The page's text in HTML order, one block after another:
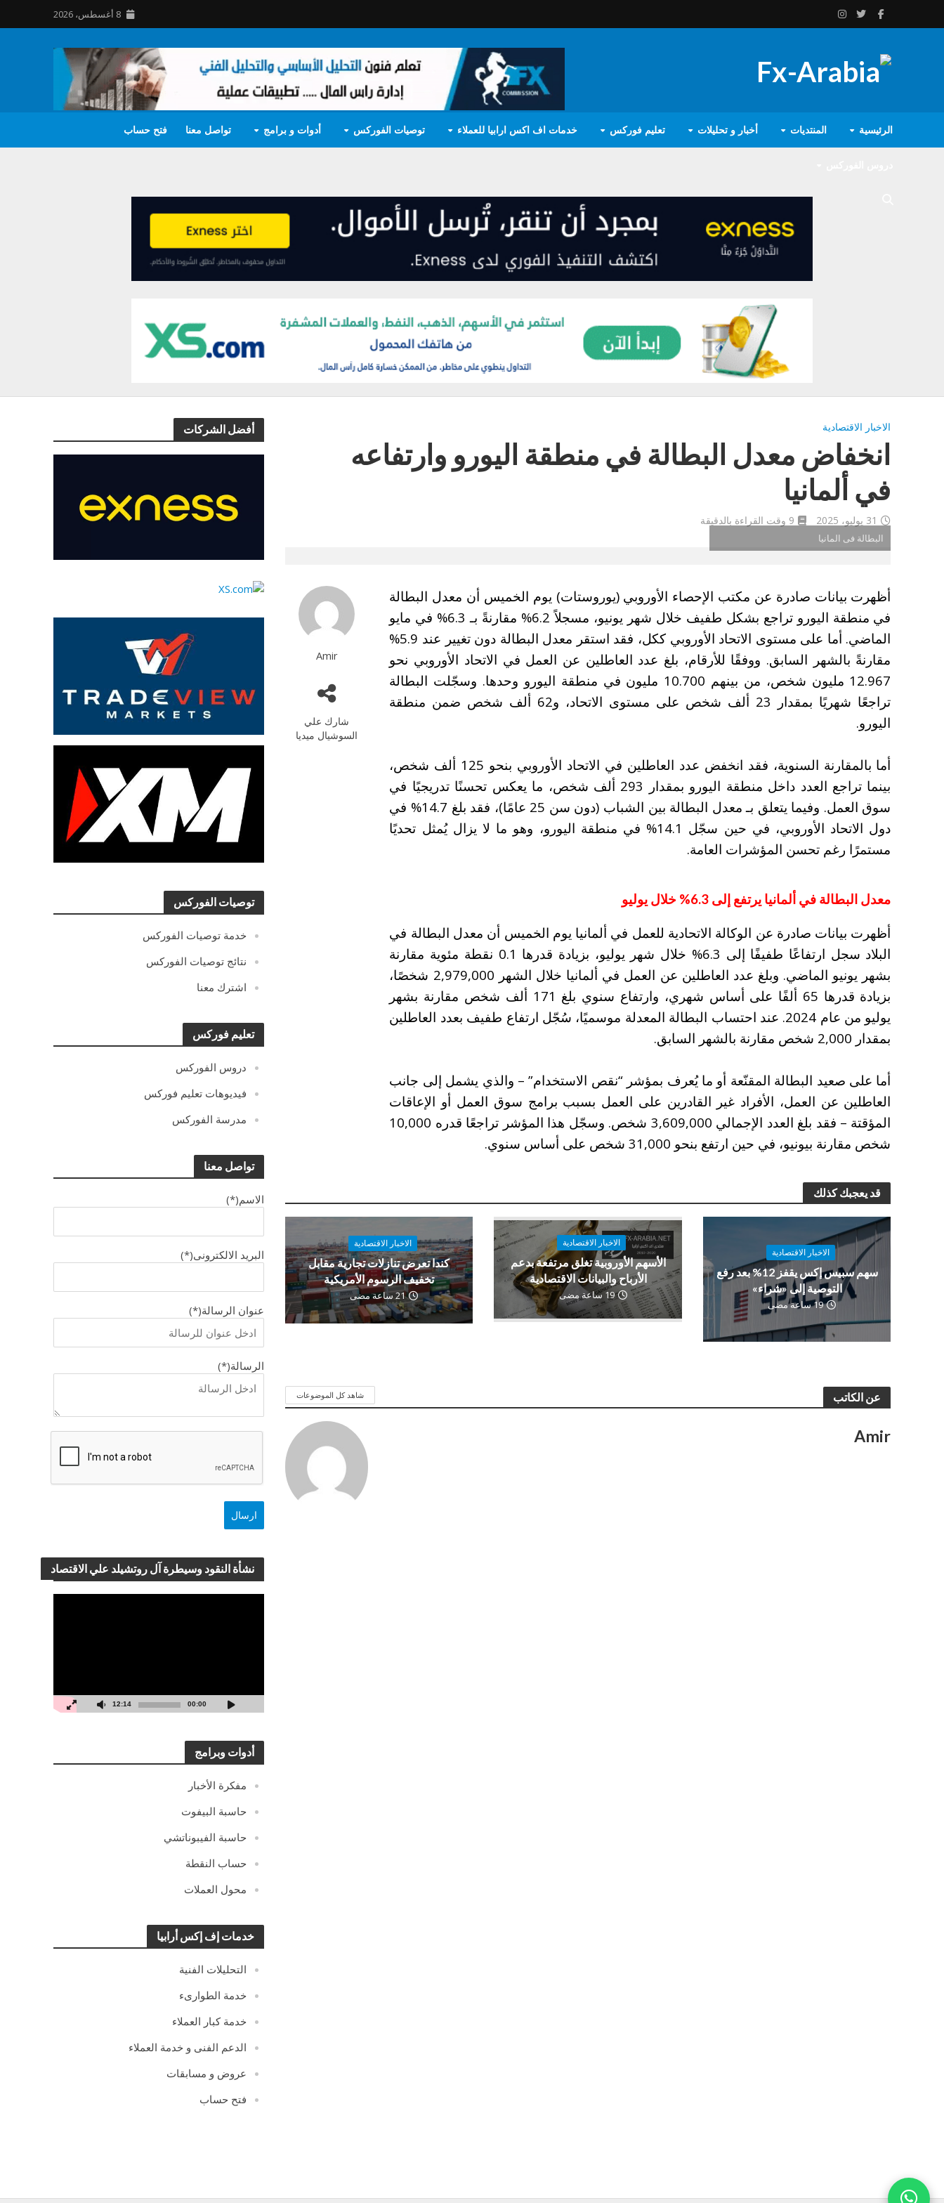
8 أغسطس، 2026
الرئيسية المنتديات أخبار و تحليلات تعليم فوركس خدمات اف اكس ارابيا للعملاء توصيات الفوركس أدوات و برامج تواصل معنا فتح حساب
أفضل الشركات
توصيات الفوركس
خدمة توصيات الفوركس
نتائج توصيات الفوركس
اشترك معنا
تعليم فوركس
دروس الفوركس
فيديوهات تعليم فوركس
مدرسة الفوركس
تواصل معنا
الاسم(*)
البريد الالكترونى(*)
عنوان الرسالة(*)
الرسالة(*)
نشأة النقود وسيطرة آل روتشيلد علي الاقتصاد
00:00
12:14
أدوات وبرامج
مفكرة الأخبار
حاسبة البيفوت
حاسبة الفيبوناتشي
حساب النقطة
محول العملات
خدمات إف إكس أرابيا
التحليلات الفنية
خدمة الطوارىء
خدمة كبار العملاء
الدعم الفنى و خدمة العملاء
عروض و مسابقات
فتح حساب
الاخبار الاقتصادية
انخفاض معدل البطالة في منطقة اليورو وارتفاعه
في ألمانيا
31 يوليو، 2025 9 وقت القراءة بالدقيقة
البطالة فى المانيا
Amir
شارك علي
السوشيال ميديا
أظهرت بيانات صادرة عن مكتب الإحصاء الأوروبي (يوروستات) يوم الخميس أن معدل البطالة
في منطقة اليورو تراجع بشكل طفيف خلال شهر يونيو، مسجلاً 6.2% مقارنةً بـ 6.3% في مايو
الماضي.
أما على مستوى الاتحاد الأوروبي ككل، فقد استقر معدل البطالة دون تغيير عند 5.9%
مقارنةً بالشهر السابق. ووفقًا للأرقام، بلغ عدد العاطلين عن العمل في الاتحاد الأوروبي نحو
12.967 مليون شخص، من بينهم 10.700 مليون في منطقة اليورو وحدها. وسجّلت البطالة
تراجعًا شهريًا بمقدار 23 ألف شخص على مستوى الاتحاد، و62 ألف شخص ضمن منطقة
اليورو.
أما بالمقارنة السنوية، فقد انخفض عدد العاطلين في الاتحاد الأوروبي بنحو 125 ألف شخص،
بينما تراجع العدد داخل منطقة اليورو بمقدار 293 ألف شخص، ما يعكس تحسنًا تدريجيًا في
سوق العمل.
وفيما يتعلق بـ معدل البطالة بين الشباب (دون سن 25 عامًا)، فقد بلغ 14.7% في
دول الاتحاد الأوروبي، في حين سجّل 14.1% في منطقة اليورو، وهو ما لا يزال يُمثل تحديًا
مستمرًا رغم تحسن المؤشرات العامة.
معدل البطالة في ألمانيا يرتفع إلى 6.3% خلال يوليو
أظهرت بيانات صادرة عن الوكالة الاتحادية للعمل في ألمانيا يوم الخميس أن معدل البطالة في
البلاد سجل ارتفاعًا طفيفًا إلى 6.3% خلال شهر يوليو، بزيادة قدرها 0.1 نقطة مئوية مقارنة
بشهر يونيو الماضي. وبلغ عدد العاطلين عن العمل في ألمانيا خلال الشهر 2,979,000 شخصًا،
بزيادة قدرها 65 ألفًا على أساس شهري، وارتفاع سنوي بلغ 171 ألف شخص مقارنة بشهر
يوليو من عام 2024. عند احتساب البطالة المعدلة موسميًا، سُجّل ارتفاع طفيف بعدد العاطلين
بمقدار 2,000 شخص مقارنة بالشهر السابق.
أما على صعيد البطالة المقنّعة أو ما يُعرف بمؤشر “نقص الاستخدام” – والذي يشمل إلى جانب
العاطلين عن العمل، الأفراد غير القادرين على العمل بسبب برامج سوق العمل أو الإعاقات
المؤقتة – فقد بلغ العدد الإجمالي 3,609,000 شخص. وسجّل هذا المؤشر تراجعًا قدره 10,000
شخص مقارنة بيونيو، في حين ارتفع بنحو 31,000 شخص على أساس سنوي.
قد يعجبك كذلك
الاخبار الاقتصادية
سهم سبيس إكس يقفز 12% بعد رفع
التوصية إلى «شراء»
19 ساعة مضى
الاخبار الاقتصادية
الأسهم الأوروبية تغلق مرتفعة بدعم
الأرباح والبيانات الاقتصادية
19 ساعة مضى
الاخبار الاقتصادية
كندا تعرض تنازلات تجارية مقابل
تخفيف الرسوم الأمريكية
21 ساعة مضى
عن الكاتب شاهد كل الموضوعات
Amir